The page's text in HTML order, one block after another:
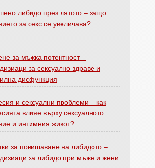
либидо през лятото – защо
за секс се увеличава?
за мъжка потентност –
за сексуално здраве и
дисфункция
и сексуални проблеми – как
влияе върху сексуалното
и интимния живот?
за повишаване на либидото –
за либидо при мъже и жени